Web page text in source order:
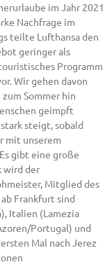
im Jahr 2021
Nachfrage im
teilte Lufthansa den
geringer als
Programm
Wir gehen davon
Sommer hin
geimpft
steigt, sobald
mit unserem
gibt eine große
wird der
Mitglied des
Frankfurt sind
Italien (Lamezia
Portugal) und
Mal nach Jerez